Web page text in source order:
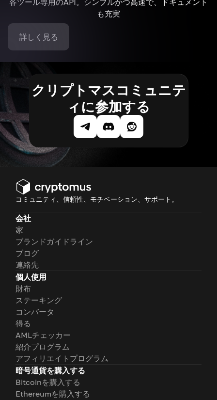
各ツール専用のAPI。シンプルかつ高速で、ドキュメント
も充実
詳しく見る
クリプトマスコミュニテ
ィに参加する
コミュニティ、信頼性、モチベーション、サポート。
会社
家
ブランドガイドライン
ブログ
連絡先
個人使用
財布
ステーキング
コンバータ
得る
AMLチェッカー
紹介プログラム
アフィリエイトプログラム
暗号通貨を購入する
Bitcoinを購入する
Ethereumを購入する